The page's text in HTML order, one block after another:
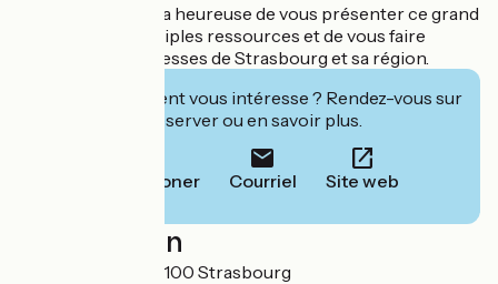
Toute l'équipe sera heureuse de vous présenter ce grand
bâtiment aux multiples ressources et de vous faire
découvrir les richesses de Strasbourg et sa région.
Cet établissement vous intéresse ? Rendez-vous sur
leur site pour réserver ou en savoir plus.
Téléphoner Courriel Site web
Localisation
7 rue Finkmatt 67100 Strasbourg